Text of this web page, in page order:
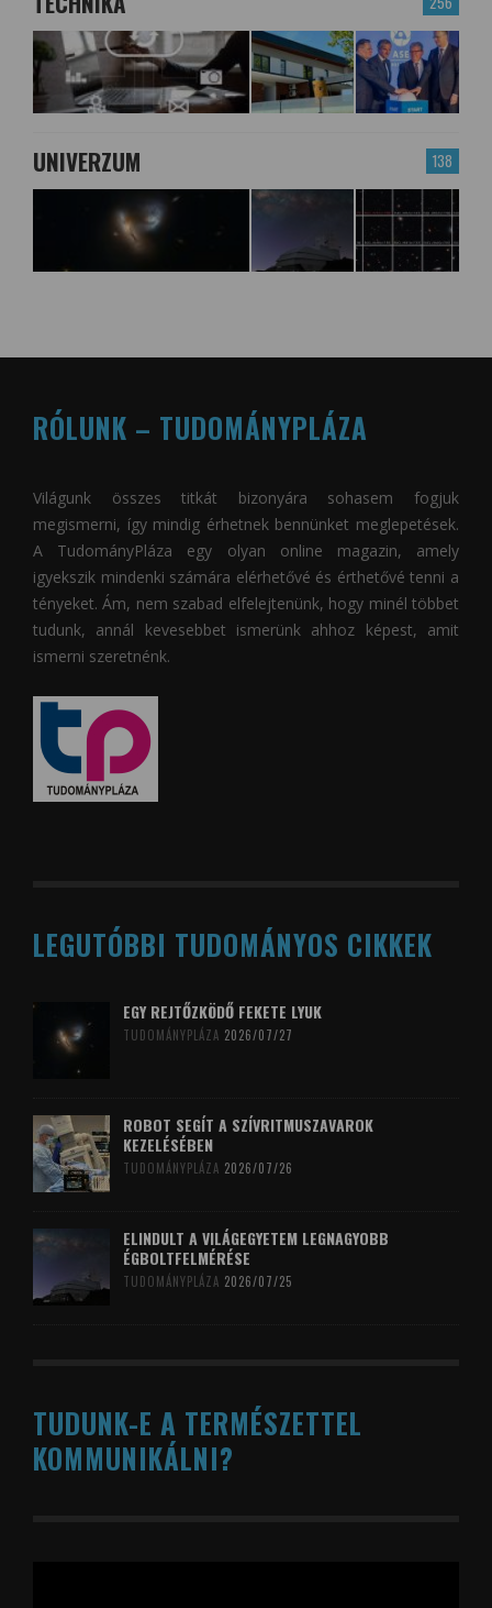
138
UNIVERZUM
RÓLUNK – TUDOMÁNYPLÁZA
Világunk összes titkát bizonyára sohasem fogjuk
megismerni, így mindig érhetnek bennünket meglepetések.
A TudományPláza egy olyan online magazin, amely
igyekszik mindenki számára elérhetővé és érthetővé tenni a
tényeket. Ám, nem szabad elfelejtenünk, hogy minél többet
tudunk, annál kevesebbet ismerünk ahhoz képest, amit
ismerni szeretnénk.
LEGUTÓBBI TUDOMÁNYOS CIKKEK
EGY REJTŐZKÖDŐ FEKETE LYUK
TUDOMÁNYPLÁZA 2026/07/27
ROBOT SEGÍT A SZÍVRITMUSZAVAROK
KEZELÉSÉBEN
TUDOMÁNYPLÁZA 2026/07/26
ELINDULT A VILÁGEGYETEM LEGNAGYOBB
ÉGBOLTFELMÉRÉSE
TUDOMÁNYPLÁZA 2026/07/25
TUDUNK-E A TERMÉSZETTEL
KOMMUNIKÁLNI?